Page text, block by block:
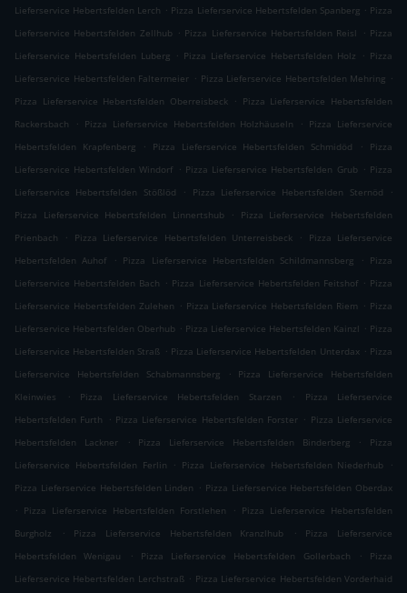
Lieferservice Hebertsfelden Lerch . Pizza Lieferservice Hebertsfelden Spanberg . Pizza
Lieferservice Hebertsfelden Zellhub . Pizza Lieferservice Hebertsfelden Reisl . Pizza
Lieferservice Hebertsfelden Luberg . Pizza Lieferservice Hebertsfelden Holz . Pizza
Lieferservice Hebertsfelden Faltermeier . Pizza Lieferservice Hebertsfelden Mehring .
Pizza Lieferservice Hebertsfelden Oberreisbeck . Pizza Lieferservice Hebertsfelden
Rackersbach
. Pizza Lieferservice Hebertsfelden Holzhäuseln . Pizza Lieferservice
Hebertsfelden Krapfenberg
. Pizza Lieferservice Hebertsfelden Schmidöd .
Pizza
Lieferservice Hebertsfelden Windorf . Pizza Lieferservice Hebertsfelden Grub . Pizza
Lieferservice Hebertsfelden Stößlöd
. Pizza Lieferservice Hebertsfelden Sternöd
.
Pizza Lieferservice Hebertsfelden Linnertshub
.
Pizza Lieferservice Hebertsfelden
Prienbach
. Pizza Lieferservice Hebertsfelden Unterreisbeck .
Pizza Lieferservice
Hebertsfelden Auhof
. Pizza Lieferservice Hebertsfelden Schildmannsberg . Pizza
Lieferservice Hebertsfelden Bach . Pizza Lieferservice Hebertsfelden Feitshof . Pizza
Lieferservice Hebertsfelden Zulehen . Pizza Lieferservice Hebertsfelden Riem . Pizza
Lieferservice Hebertsfelden Oberhub . Pizza Lieferservice Hebertsfelden Kainzl . Pizza
Lieferservice Hebertsfelden Straß . Pizza Lieferservice Hebertsfelden Unterdax . Pizza
Lieferservice Hebertsfelden Schabmannsberg
.
Pizza Lieferservice Hebertsfelden
Kleinwies
. Pizza Lieferservice Hebertsfelden Starzen .
Pizza Lieferservice
Hebertsfelden Furth
. Pizza Lieferservice Hebertsfelden Forster . Pizza Lieferservice
Hebertsfelden Lackner
. Pizza Lieferservice Hebertsfelden Binderberg .
Pizza
Lieferservice Hebertsfelden Ferlin
. Pizza Lieferservice Hebertsfelden Niederhub
.
Pizza Lieferservice Hebertsfelden Linden . Pizza Lieferservice Hebertsfelden Oberdax
. Pizza Lieferservice Hebertsfelden Forstlehen . Pizza Lieferservice Hebertsfelden
Burgholz
. Pizza Lieferservice Hebertsfelden Kranzlhub .
Pizza Lieferservice
Hebertsfelden Wenigau
. Pizza Lieferservice Hebertsfelden Gollerbach .
Pizza
Lieferservice Hebertsfelden Lerchstraß . Pizza Lieferservice Hebertsfelden Vorderhaid